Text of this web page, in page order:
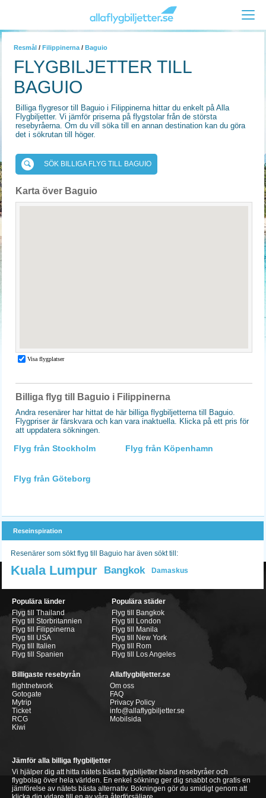
Resmål / Filippinerna / Baguio
FLYGBILJETTER TILL
BAGUIO
Billiga flygresor till Baguio i Filippinerna hittar du enkelt på Alla
Flygbiljetter. Vi jämför priserna på flygstolar från de största
resebyråerna. Om du vill söka till en annan destination kan du göra
det i sökrutan till höger.
SÖK BILLIGA FLYG TILL BAGUIO
Karta över Baguio
Billiga flyg till Baguio i Filippinerna
Andra resenärer har hittat de här billiga flygbiljetterna till Baguio.
Flygpriser är färskvara och kan vara inaktuella. Klicka på ett pris för
att uppdatera sökningen.
Flyg från Stockholm Flyg från Köpenhamn
Flyg från Göteborg
Reseinspiration
Resenärer som sökt flyg till Baguio har även sökt till:
Kuala Lumpur Bangkok Damaskus
Populära länder
Flyg till Thailand
Flyg till Storbritannien
Flyg till Filippinerna
Flyg till USA
Flyg till Italien
Flyg till Spanien
Populära städer
Flyg till Bangkok
Flyg till London
Flyg till Manila
Flyg till New York
Flyg till Rom
Flyg till Los Angeles
Billigaste resebyrån
flightnetwork
Gotogate
Mytrip
Ticket
RCG
Kiwi
Allaflygbiljetter.se
Om oss
FAQ
Privacy Policy
info@allaflygbiljetter.se
Mobilsida
Jämför alla billiga flygbiljetter
Vi hjälper dig att hitta nätets bästa flygbiljetter bland resebyråer och
flygbolag över hela världen. En enkel sökning ger dig snabbt och gratis en
jämförelse av nätets bästa alternativ. Bokningen gör du smidigt genom att